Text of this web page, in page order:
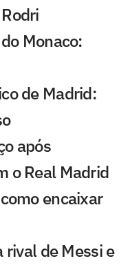
Monaco:
de Madrid:
após
o Real Madrid
encaixar
rival de Messi e